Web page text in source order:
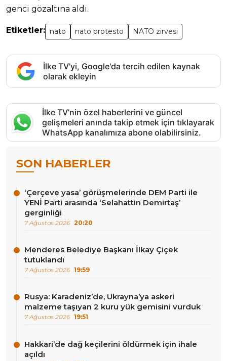
genci gözaltına aldı.
Etiketler: nato nato protesto NATO zirvesi
İlke TV'yi, Google'da tercih edilen kaynak
olarak ekleyin
İlke TV’nin özel haberlerini ve güncel
gelişmeleri anında takip etmek için tıklayarak
WhatsApp kanalımıza abone olabilirsiniz.
SON HABERLER
‘Çerçeve yasa’ görüşmelerinde DEM Parti ile
YENİ Parti arasında ‘Selahattin Demirtaş’
gerginliği
7 Ağustos 2026 20:20
Menderes Belediye Başkanı İlkay Çiçek
tutuklandı
7 Ağustos 2026 19:59
Rusya: Karadeniz’de, Ukrayna’ya askeri
malzeme taşıyan 2 kuru yük gemisini vurduk
7 Ağustos 2026 19:51
Hakkari’de dağ keçilerini öldürmek için ihale
açıldı